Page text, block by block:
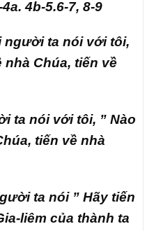
4b-5.6-7, 8-9
ta nói với tôi,
nhà Chúa, tiến về
ta nói với tôi, ” Nào
tiến về nhà
ta nói ” Hãy tiến
liêm của thành ta